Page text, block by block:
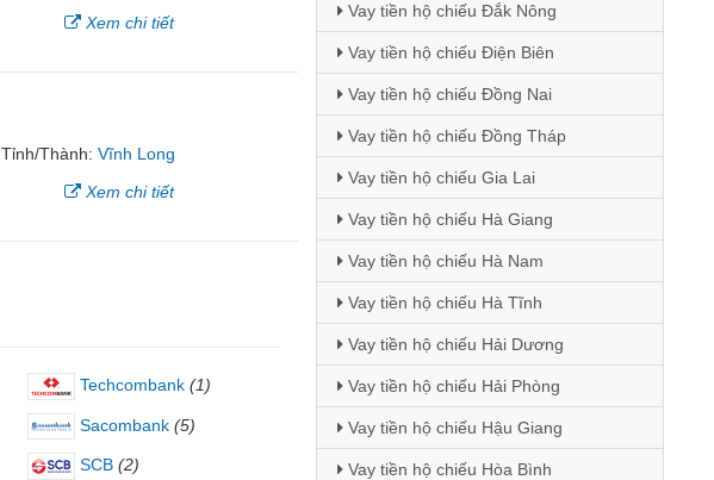
Xem chi tiết
Tỉnh/Thành:Vĩnh Long
Xem chi tiết
Techcombank (1)
Sacombank (5)
SCB (2)
Vay tiền hộ chiếu Đắk Nông
Vay tiền hộ chiếu Điện Biên
Vay tiền hộ chiếu Đồng Nai
Vay tiền hộ chiếu Đồng Tháp
Vay tiền hộ chiếu Gia Lai
Vay tiền hộ chiếu Hà Giang
Vay tiền hộ chiếu Hà Nam
Vay tiền hộ chiếu Hà Tĩnh
Vay tiền hộ chiếu Hải Dương
Vay tiền hộ chiếu Hải Phòng
Vay tiền hộ chiếu Hậu Giang
Vay tiền hộ chiếu Hòa Bình